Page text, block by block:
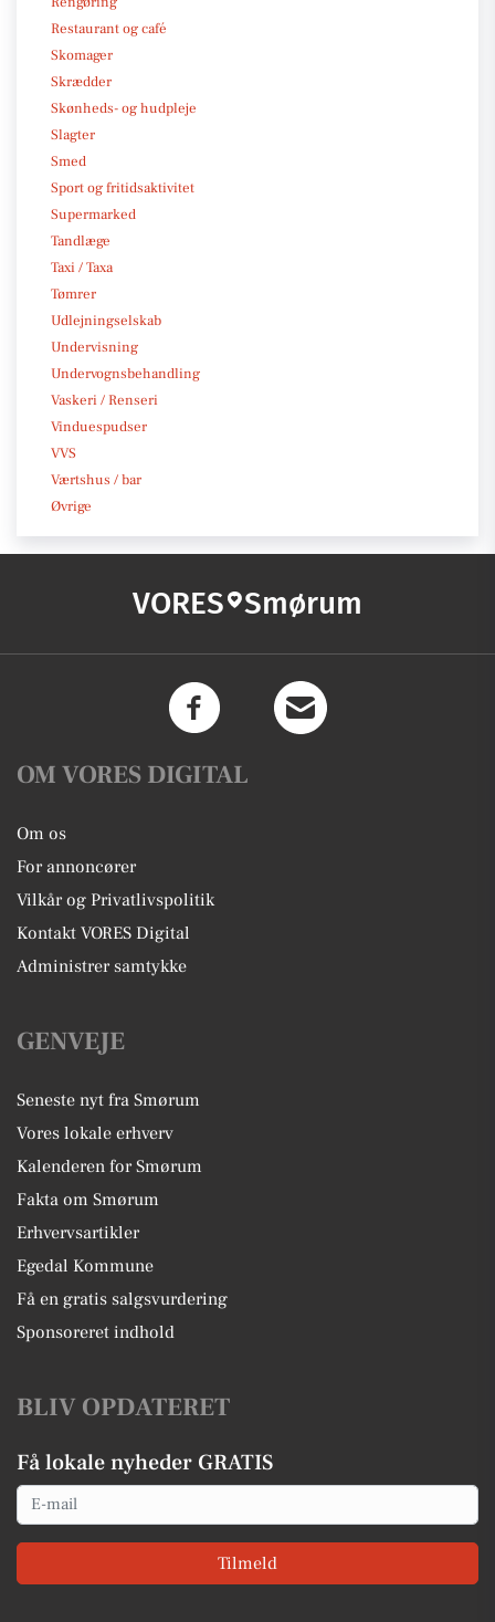
Restaurant og café
Skomager
Skrædder
Skønheds- og hudpleje
Slagter
Smed
Sport og fritidsaktivitet
Supermarked
Tandlæge
Taxi / Taxa
Tømrer
Udlejningselskab
Undervisning
Undervognsbehandling
Vaskeri / Renseri
Vinduespudser
VVS
Værtshus / bar
Øvrige
VORES Smørum
OM VORES DIGITAL
Om os
For annoncører
Vilkår og Privatlivspolitik
Kontakt VORES Digital
Administrer samtykke
GENVEJE
Seneste nyt fra Smørum
Vores lokale erhverv
Kalenderen for Smørum
Fakta om Smørum
Erhvervsartikler
Egedal Kommune
Få en gratis salgsvurdering
Sponsoreret indhold
BLIV OPDATERET
Få lokale nyheder GRATIS
Email
Tilmeld